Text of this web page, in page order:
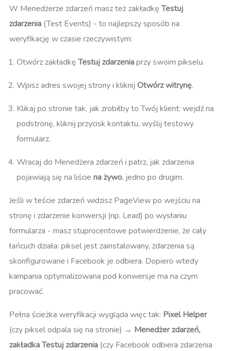
W Menedżerze zdarzeń masz też zakładkęTestuj
zdarzenia (Test Events) - to najlepszy sposób na
weryfikację w czasie rzeczywistym:
Otwórz zakładkęTestuj zdarzeniaprzy swoim pikselu.
Wpisz adres swojej strony i kliknij Otwórz witrynę.
Klikaj po stronie tak, jak zrobiłby to Twój klient: wejdź na
podstronę, kliknij przycisk kontaktu, wyślij testowy
formularz.
Wracaj do Menedżera zdarzeń i patrz, jak zdarzenia
pojawiają się na liście na żywo, jedno po drugim.
Jeśli w teście zdarzeń widzisz PageView po wejściu na
stronę i zdarzenie konwersji (np. Lead) po wysłaniu
formularza - masz stuprocentowe potwierdzenie, że cały
łańcuch działa: piksel jest zainstalowany, zdarzenia są
skonfigurowane i Facebook je odbiera. Dopiero wtedy
kampania optymalizowana pod konwersje ma na czym
pracować.
Pełna ścieżka weryfikacji wygląda więc tak: Pixel Helper
(czy piksel odpala się na stronie) → Menedżer zdarzeń,
zakładka Testuj zdarzenia (czy Facebook odbiera zdarzenia